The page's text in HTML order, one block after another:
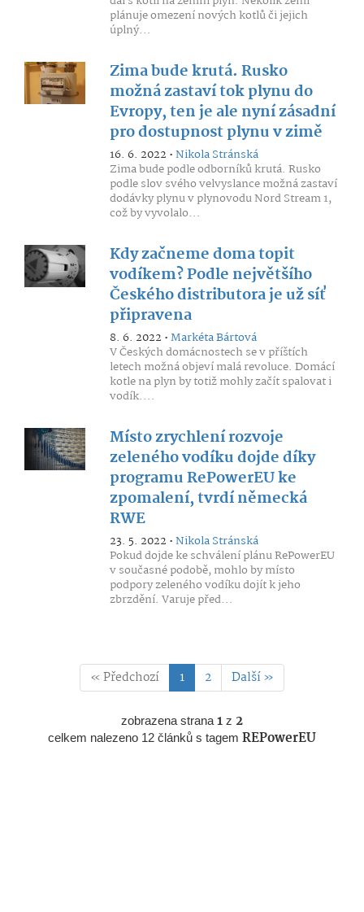
plánuje omezení nových kotlů či jejich
úplný...
Zima bude krutá. Rusko
možná zastaví tok plynu do
Evropy, ten je ale nyní zásadní
pro dostupnost plynu v zimě
16. 6. 2022 •Nikola Stránská
Zima bude podle odborníků krutá. Rusko
podle slov svého velvyslance možná zastaví
dodávky plynu v plynovodu Nord Stream 1,
což by vyvolalo...
Kdy začneme doma topit
vodíkem? Podle největšího
Českého distributora je už síť
připravena
8. 6. 2022 •Markéta Bártová
V Českých domácnostech se v příštích
letech možná objeví malá revoluce. Domácí
kotle na plyn by totiž mohly začít spalovat i
vodík....
Místo zrychlení rozvoje
zeleného vodíku dojde díky
programu RePowerEU ke
zpomalení, tvrdí německá
RWE
23. 5. 2022 •Nikola Stránská
Pokud dojde ke schválení plánu RePowerEU
v současné podobě, mohlo by místo
podpory zeleného vodíku dojít k jeho
zbrzdění. Varuje před...
« Předchozí 1 2 Další »
zobrazena strana1z 2
celkem nalezeno 12 článků s tagem REPowerEU